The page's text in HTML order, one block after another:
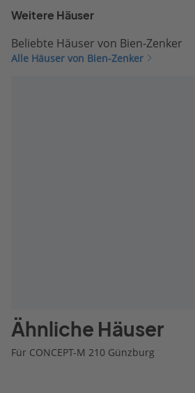
Weitere Häuser
Beliebte Häuser von Bien-Zenker
Alle Häuser von Bien-Zenker
Ähnliche Häuser
Für CONCEPT-M 210 Günzburg